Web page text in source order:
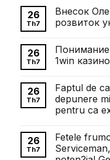
26
Th7
Внесок
розвиток
bình
luận
ở
Довженка
розвиток
українського
кіномистецтва
26
Th7
1win
bình
luận
ở
Понимание
требований
ставкам
в
1win
казино:
26
Th7
Faptul de
depunere
pentru ca
bình
luận
ở
26
Th7
Fetele